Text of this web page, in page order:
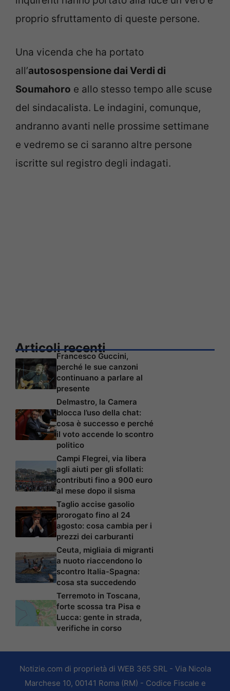
proprio sfruttamento di queste persone.
Una vicenda che ha portato
all’autosospensione dai Verdi di
Soumahoro e allo stesso tempo alle scuse
del sindacalista. Le indagini, comunque,
andranno avanti nelle prossime settimane
e vedremo se ci saranno altre persone
iscritte sul registro degli indagati.
Articoli recenti
Francesco Guccini,
perché le sue canzoni
continuano a parlare al
presente
Delmastro, la Camera
blocca l’uso della chat:
cosa è successo e perché
il voto accende lo scontro
politico
Campi Flegrei, via libera
agli aiuti per gli sfollati:
contributi fino a 900 euro
al mese dopo il sisma
Taglio accise gasolio
prorogato fino al 24
agosto: cosa cambia per i
prezzi dei carburanti
Ceuta, migliaia di migranti
a nuoto riaccendono lo
scontro Italia-Spagna:
cosa sta succedendo
Terremoto in Toscana,
forte scossa tra Pisa e
Lucca: gente in strada,
verifiche in corso
Notizie.com di proprietà di WEB 365 SRL - Via Nicola
Marchese 10, 00141 Roma (RM) - Codice Fiscale e